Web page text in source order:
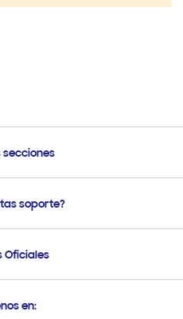
secciones
soporte?
vía eMail
Oficiales
en: